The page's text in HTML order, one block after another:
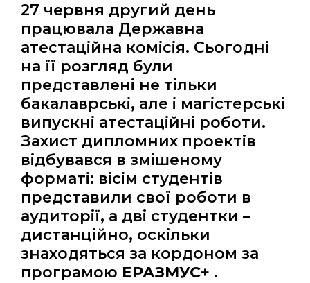
27 червня другий день
працювала Державна
атестаційна комісія. Сьогодні
на її розгляд були
представлені не тільки
бакалаврські, але і магістерські
випускні атестаційні роботи.
Захист дипломних проектів
відбувався в змішеному
форматі: вісім студентів
представили свої роботи в
аудиторії, а дві студентки –
дистанційно, оскільки
знаходяться за кордоном за
програмою ЕРАЗМУС+ .